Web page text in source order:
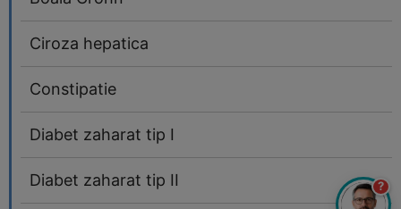
Ciroza hepatica
Constipatie
Diabet zaharat tip I
Diabet zaharat tip II ?